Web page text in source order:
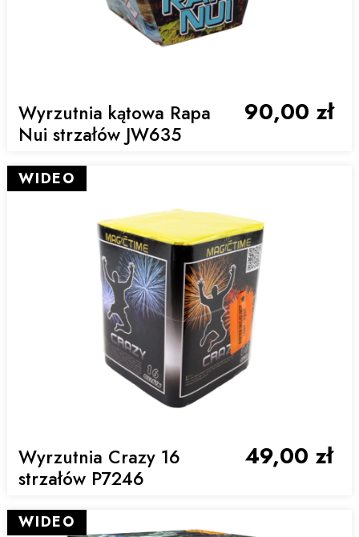
Wyrzutnia kątowa Rapa
Nui strzałów JW635
90,00 zł
Wyrzutnia Crazy 16
strzałów P7246
49,00 zł
WIDEO
WIDEO